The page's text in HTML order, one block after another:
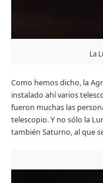
La
Como hemos dicho, la
instalado ahí varios
fueron muchas las
telescopio. Y no sólo la
también Saturno, al que